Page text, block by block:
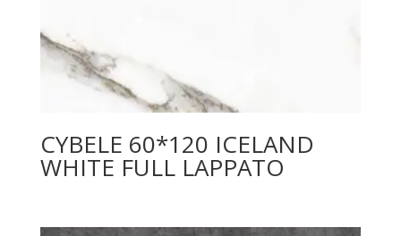
CYBELE 60*120 ICELAND
WHITE FULL LAPPATO